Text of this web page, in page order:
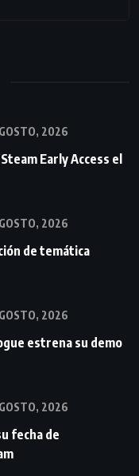
2026
Early Access el
2026
de temática
2026
estrena su demo
2026
fecha de